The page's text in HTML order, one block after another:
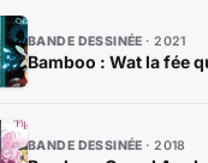
BANDE DESSINÉE 2021
Bamboo : Wat la fée
BANDE DESSINÉE 2018